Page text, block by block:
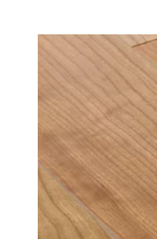
戸建
マンシ
リフ
グ
ライ
非住宅
会社概
企業理
営業拠
製造・
データ
パース制
商品画像
シームレ
商品提案
ショール
会社情報